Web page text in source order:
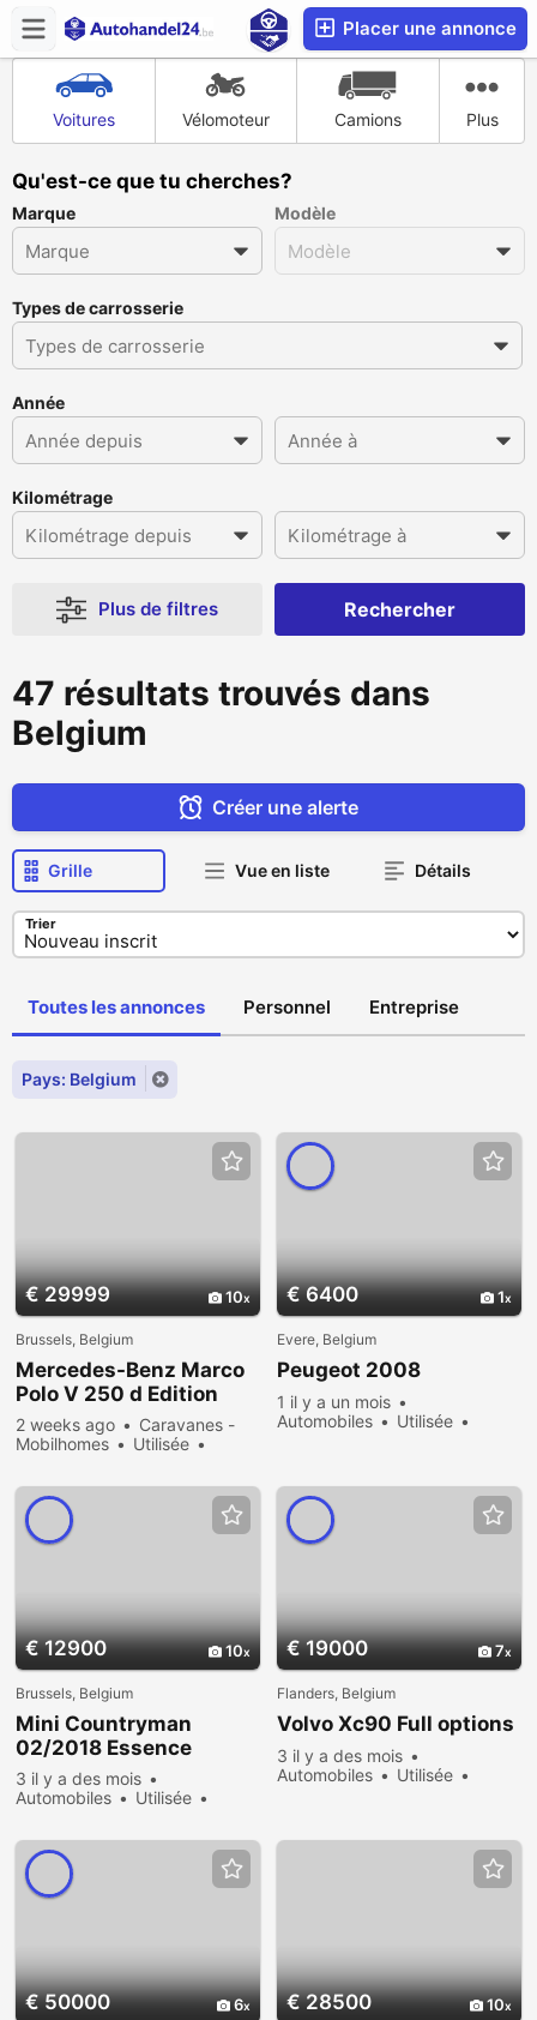
Placer une annonce
Voitures Vélomoteur Camions Plus
Qu'est-ce que tu cherches?
Marque Modèle
Types de carrosserie
Année
Kilométrage
Plus de filtres Rechercher
47 résultats trouvés dans
Belgium
Créer une alerte
Grille Vue en liste Détails
Trier
Toutes les annonces Personnel Entreprise
Pays: Belgium
€ 29999 10
Brussels, Belgium
Mercedes-Benz Marco
Polo V 250 d Edition
2 weeks ago
Caravanes -
Mobilhomes
Utilisée
€ 6400 1
Evere, Belgium
Peugeot 2008
1 il y a un mois
Automobiles
Utilisée
€ 12900 10
Brussels, Belgium
Mini Countryman
02/2018 Essence
3 il y a des mois
Automobiles
Utilisée
€ 19000 7
Flanders, Belgium
Volvo Xc90 Full options
3 il y a des mois
Automobiles
Utilisée
€ 50000 6 € 28500 10